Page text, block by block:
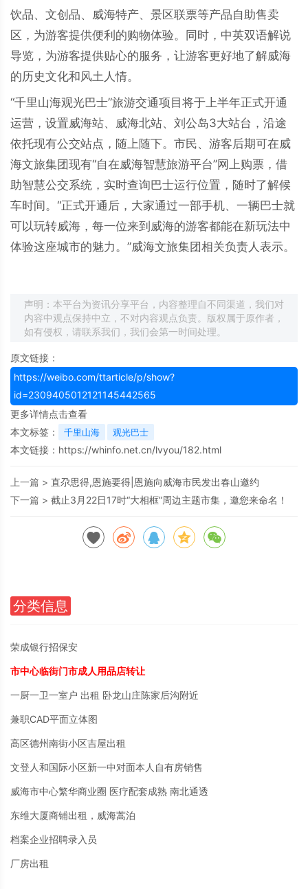
饮品、文创品、威海特产、景区联票等产品自助售卖
区，为游客提供便利的购物体验。同时，中英双语解说
导览，为游客提供贴心的服务，让游客更好地了解威海
的历史文化和风土人情。
“千里山海观光巴士”旅游交通项目将于上半年正式开通
运营，设置威海站、威海北站、刘公岛3大站台，沿途
依托现有公交站点，随上随下。市民、游客后期可在威
海文旅集团现有“自在威海智慧旅游平台”网上购票，借
助智慧公交系统，实时查询巴士运行位置，随时了解候
车时间。“正式开通后，大家通过一部手机、一辆巴士就
可以玩转威海，每一位来到威海的游客都能在新玩法中
体验这座城市的魅力。”威海文旅集团相关负责人表示。
声明：本平台为资讯分享平台，内容整理自不同渠道，我们对
内容中观点保持中立，不对内容观点负责。版权属于原作者，
如有侵权，请联系我们，我们会第一时间处理。
原文链接：
https://weibo.com/ttarticle/p/show?
id=2309405012121145442565
更多详情点击查看
本文标签：
千里山海 观光巴士
本文链接： https://whinfo.net.cn/lvyou/182.html
上一篇 > 直尕思得,恩施要得|恩施向威海市民发出春山邀约
下一篇 > 截止3月22日17时“大相框”周边主题市集，邀您来命名！
分类信息
荣成银行招保安
市中心临街门市成人用品店转让
一厨一卫一室户 出租 卧龙山庄陈家后沟附近
兼职CAD平面立体图
高区德州南街小区吉屋出租
文登人和国际小区新一中对面本人自有房销售
威海市中心繁华商业圈 医疗配套成熟 南北通透
东维大厦商铺出租，威海蒿泊
档案企业招聘录入员
厂房出租